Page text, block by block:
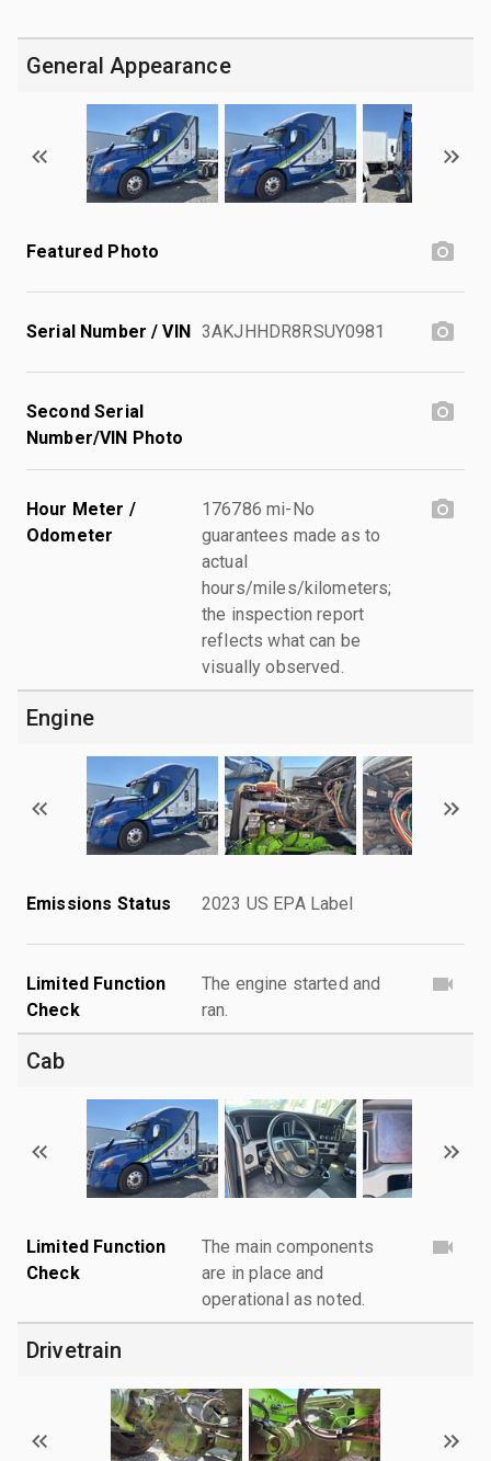
General Appearance
Featured Photo
Serial Number / VIN 3AKJHHDR8RSUY0981
Second Serial
Number/VIN Photo
Hour Meter /
Odometer
176786 mi-No
guarantees made as to
actual
hours/miles/kilometers;
the inspection report
reflects what can be
visually observed.
Engine
Emissions Status 2023 US EPA Label
Limited Function
Check
The engine started and
ran.
Cab
Limited Function
Check
The main components
are in place and
operational as noted.
Drivetrain